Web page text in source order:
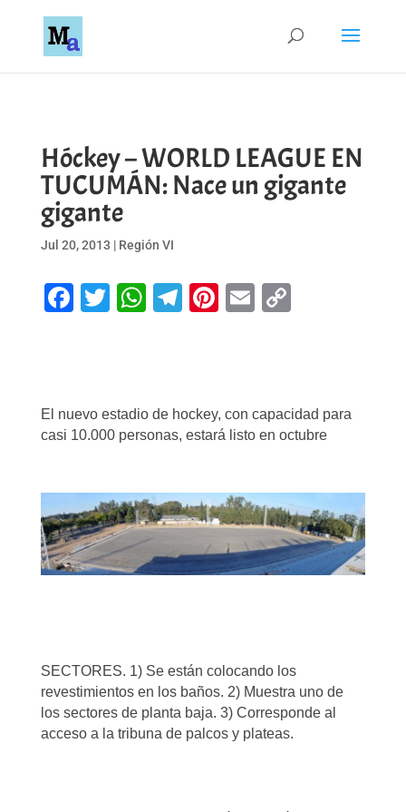
Hóckey – WORLD LEAGUE EN
TUCUMÁN: Nace un gigante
gigante
Jul 20, 2013 | Región VI
Facebook
Twitter
WhatsApp
Telegram
Pinterest
EmailCopy
El nuevo estadio de hockey, con capacidad para
casi 10.000 personas, estará listo en octubre
SECTORES. 1) Se están colocando los
revestimientos en los baños. 2) Muestra uno de
los sectores de planta baja. 3) Corresponde al
acceso a la tribuna de palcos y plateas.